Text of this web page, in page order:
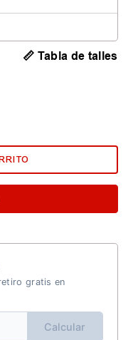
📏 Tabla de talles
gratis en
Calcular